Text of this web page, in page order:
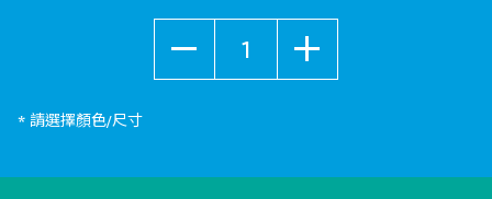
* 請選擇顏色/尺寸